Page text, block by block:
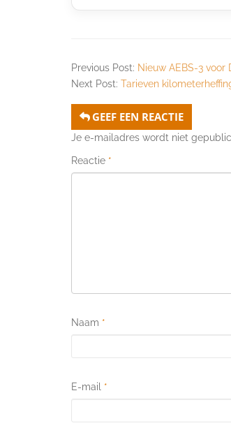
Previous Post: Nieuw AEBS-3 voor
Next Post: Tarieven
GEEF EEN REACTIE
Je e-mailadres wordt niet
Reactie *
Naam *
E-mail *